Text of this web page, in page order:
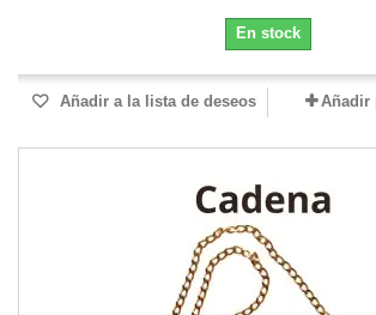
En stock
Añadir a la lista de deseos Añadir